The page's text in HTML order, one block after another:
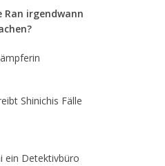
Ran irgendwann
Shinichis Fälle
ein Detektivbüro